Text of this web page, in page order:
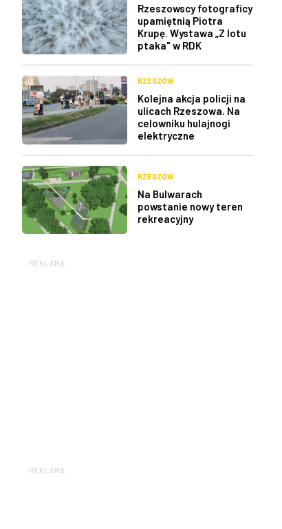
Rzeszowscy fotograficy
upamiętnią Piotra
Krupę. Wystawa „Z lotu
ptaka" w RDK
RZESZÓW
Kolejna akcja policji na
ulicach Rzeszowa. Na
celowniku hulajnogi
elektryczne
RZESZÓW
Na Bulwarach
powstanie nowy teren
rekreacyjny
REKLAMA
REKLAMA